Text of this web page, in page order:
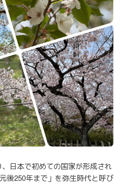
日本で初めての国家が形成され
後250年まで」を弥生時代と呼び